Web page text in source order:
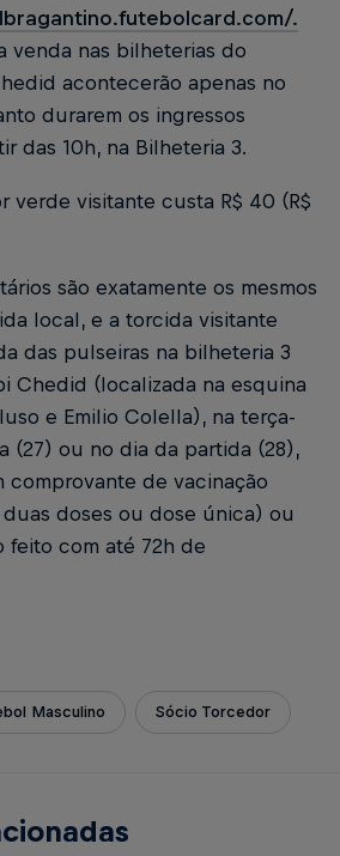
.
venda nas bilheterias do
acontecerão apenas no
durarem os ingressos
das 10h, na Bilheteria 3.
verde visitante custa R$ 40 (R$
são exatamente os mesmos
local, e a torcida visitante
das pulseiras na bilheteria 3
Chedid (localizada na esquina
e Emilio Colella), na terça-
(27) ou no dia da partida (28),
comprovante de vacinação
doses ou dose única) ou
feito com até 72h de
Masculino Sócio Torcedor